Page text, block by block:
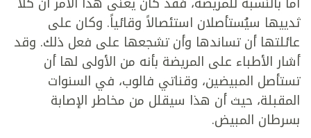
ثدييها سيُستأصلان استئصالاً وقائياً. وكان على
عائلتها أن تساندها وأن تشجعها على فعل ذلك. وقد
أشار الأطباء على المريضة بأنه من الأولى لها أن
تستأصل المبيضين، وقناتي فالوب، في السنوات
المقبلة، حيث أن هذا سيقلل من مخاطر الإصابة
بسرطان المبيض.